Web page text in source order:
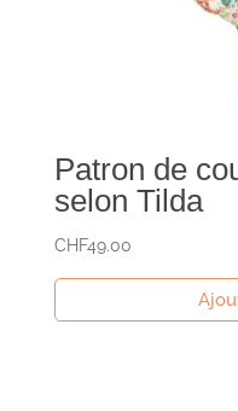
Patron de
selon Tilda
CHF49.00